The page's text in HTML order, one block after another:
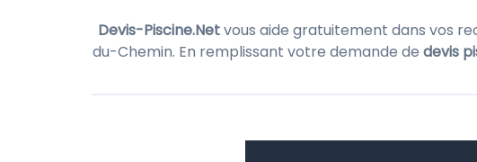
Devis-Piscine.Netvous aide gratuitement dans vos
du-Chemin. En remplissant votre demande de devis